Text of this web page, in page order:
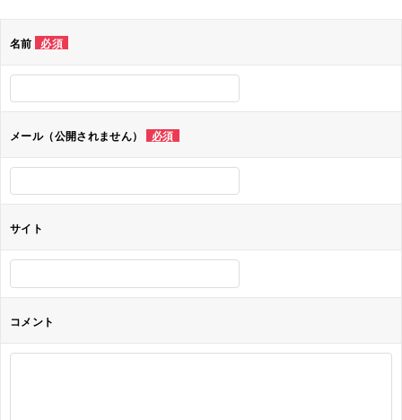
シ
ョ
ン
名前 必須
メール（公開されません） 必須
サイト
コメント